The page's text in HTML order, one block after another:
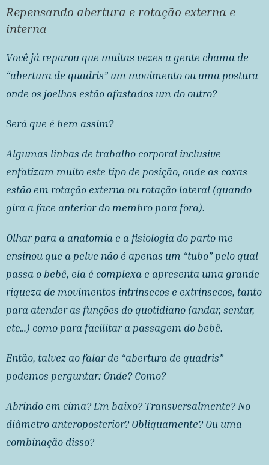
Repensando abertura e rotação externa e
interna
Você já reparou que muitas vezes a gente chama de
“abertura de quadris” um movimento ou uma postura
onde os joelhos estão afastados um do outro?
Será que é bem assim?
Algumas linhas de trabalho corporal inclusive
enfatizam muito este tipo de posição, onde as coxas
estão em rotação externa ou rotação lateral (quando
gira a face anterior do membro para fora).
Olhar para a anatomia e a fisiologia do parto me
ensinou que a pelve não é apenas um “tubo” pelo qual
passa o bebê, ela é complexa e apresenta uma grande
riqueza de movimentos intrínsecos e extrínsecos, tanto
para atender as funções do quotidiano (andar, sentar,
etc…) como para facilitar a passagem do bebê.
Então, talvez ao falar de “abertura de quadris”
podemos perguntar: Onde? Como?
Abrindo em cima? Em baixo? Transversalmente? No
diâmetro anteroposterior? Obliquamente? Ou uma
combinação disso?